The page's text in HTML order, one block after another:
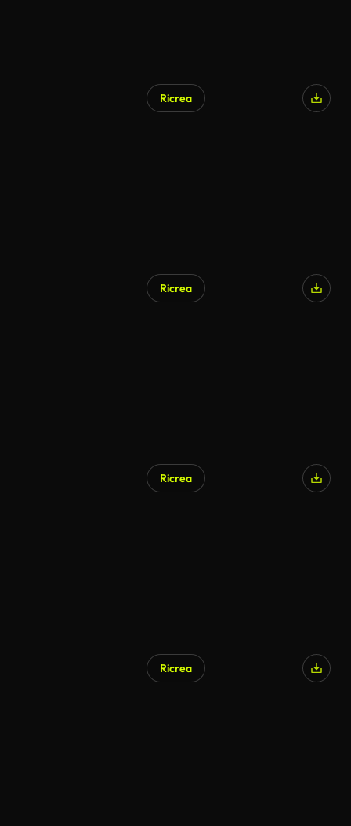
Ricrea
Ricrea
Ricrea
Ricrea